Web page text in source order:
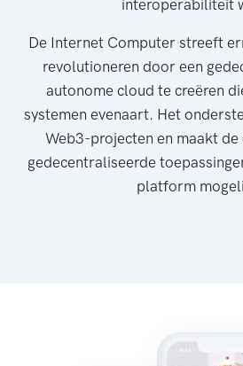
interoperabiliteit
De Internet Computer streeft
revolutioneren door een
autonome cloud te creëren
systemen evenaart. Het
Web3-projecten en maakt
gedecentraliseerde
platform